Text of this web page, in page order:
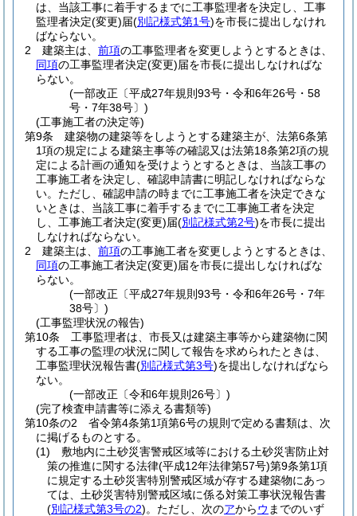
は、当該工事に着手するまでに工事監理者を決定し、工事
監理者決定(変更)届(別記様式第1号)を市長に提出しなけれ
ばならない。
2
建築主は、 前項の工事監理者を変更しようとするときは、
同項の工事監理者決定(変更)届を市長に提出しなければな
らない。
(一部改正〔平成27年規則93号・令和6年26号・58
号・7年38号〕)
(工事施工者の決定等)
第9条
建築物の建築等をしようとする建築主が、法第6条第
1項の規定による建築主事等の確認又は法第18条第2項の規
定による計画の通知を受けようとするときは、当該工事の
工事施工者を決定し、確認申請書に明記しなければならな
い。 ただし、確認申請の時までに工事施工者を決定できな
いときは、当該工事に着手するまでに工事施工者を決定
し、工事施工者決定(変更)届(別記様式第2号)を市長に提出
しなければならない。
2
建築主は、 前項の工事施工者を変更しようとするときは、
同項の工事施工者決定(変更)届を市長に提出しなければな
らない。
(一部改正〔平成27年規則93号・令和6年26号・7年
38号〕)
(工事監理状況の報告)
第10条
工事監理者は、市長又は建築主事等から建築物に関
する工事の監理の状況に関して報告を求められたときは、
工事監理状況報告書(別記様式第3号)を提出しなければなら
ない。
(一部改正〔令和6年規則26号〕)
(完了検査申請書等に添える書類等)
第10条の2
省令第4条第1項第6号の規則で定める書類は、次
に掲げるものとする。
(1)
敷地内に土砂災害警戒区域等における土砂災害防止対
策の推進に関する法律(平成12年法律第57号)第9条第1項
に規定する土砂災害特別警戒区域が存する建築物にあっ
ては、土砂災害特別警戒区域に係る対策工事状況報告書
(別記様式第3号の2)。 ただし、次のアからウ までのいず